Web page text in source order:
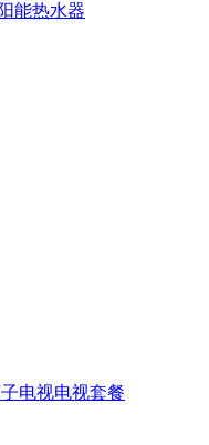
能热水器
电视电视套餐